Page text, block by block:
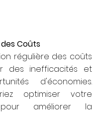
Coûts
régulière des coûts
des inefficacités et
d'économies.
optimiser votre
améliorer la